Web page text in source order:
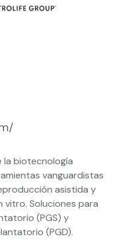
la biotecnología
vanguardistas
asistida y
Soluciones para
(PGS) y
(PGD).